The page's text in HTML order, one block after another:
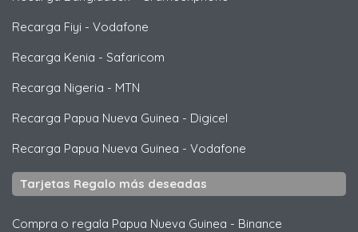
Recarga Fiyi - Vodafone
Recarga Kenia - Safaricom
Recarga Nigeria - MTN
Recarga Papua Nueva Guinea - Digicel
Recarga Papua Nueva Guinea - Vodafone
Tarjetas Regalo más deseadas
Compra o regala Papua Nueva Guinea - Binance